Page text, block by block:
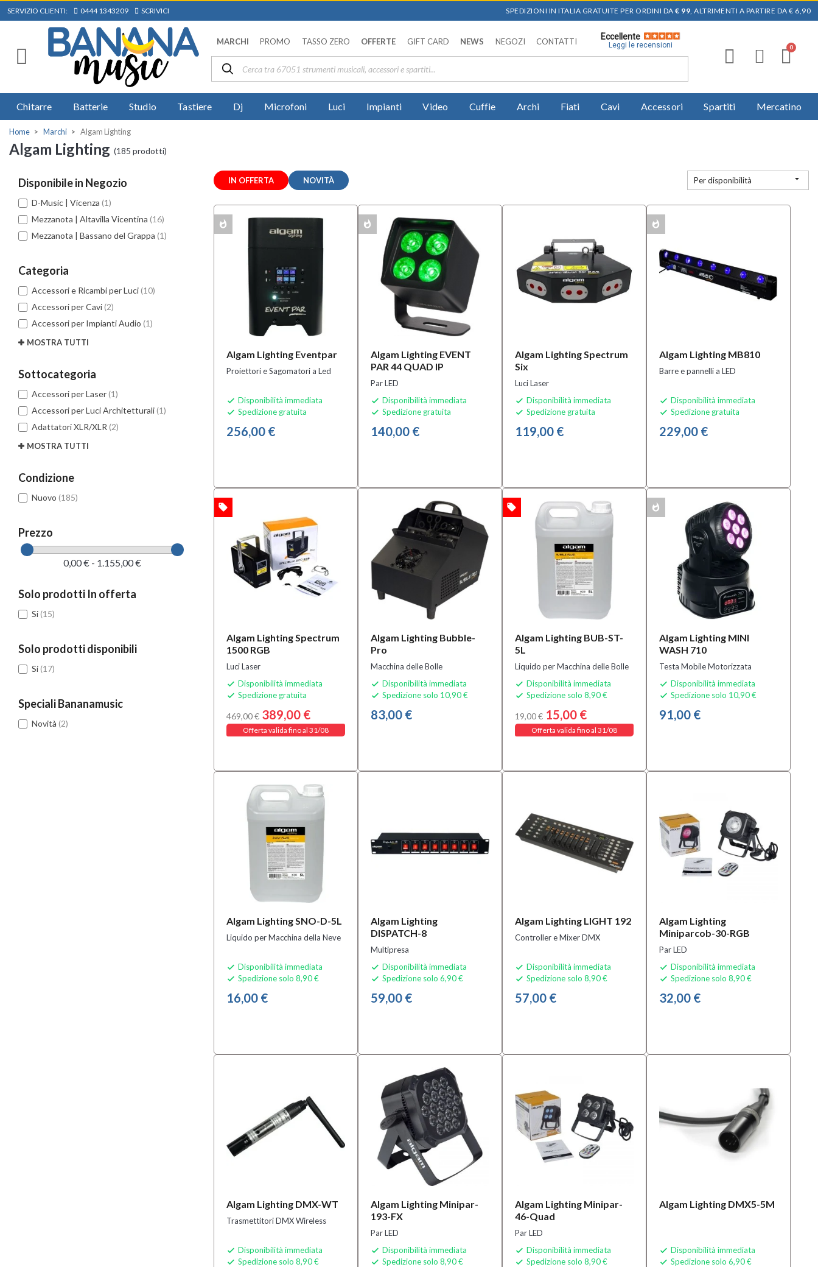
SERVIZIO CLIENTI: 0444 1343209 SCRIVICI SPEDIZIONI IN ITALIA GRATUITE PER ORDINI DA € 99, ALTRIMENTI A PARTIRE DA € 6,90
MARCHI PROMO TASSO ZERO OFFERTE GIFT CARD NEWS NEGOZI CONTATTI
Eccellente
Leggi le recensioni
Chitarre Batterie Studio Tastiere Dj Microfoni Luci Impianti Video Cuffie Archi Fiati Cavi Accessori Spartiti Mercatino
Home Marchi Algam Lighting
Algam Lighting (185 prodotti)
Disponibile in Negozio
D-Music | Vicenza (1)
Mezzanota | Altavilla Vicentina (16)
Mezzanota | Bassano del Grappa (1)
Categoria
Accessori e Ricambi per Luci(10)
Accessori per Cavi(2)
Accessori per Impianti Audio (1)
MOSTRA TUTTI
Sottocategoria
Accessori per Laser(1)
Accessori per Luci Architetturali(1)
Adattatori XLR/XLR (2)
MOSTRA TUTTI
Condizione
Nuovo (185)
Prezzo
0,00 € - 1.155,00 €
Solo prodotti In offerta
Si(15)
Solo prodotti disponibili
Si(17)
Speciali Bananamusic
Novità (2)
IN OFFERTA NOVITÀ Per disponibilità 
Algam Lighting Eventpar
Proiettori e Sagomatori a Led
 Disponibilità immediata
 Spedizione gratuita
256,00 €
whatshot
Algam Lighting EVENT
PAR 44 QUAD IP
Par LED
 Disponibilità immediata
 Spedizione gratuita
140,00 €
whatshot
Algam Lighting Spectrum
Six
Luci Laser
 Disponibilità immediata
 Spedizione gratuita
119,00 €
Algam Lighting MB810
Barre e pannelli a LED
 Disponibilità immediata
 Spedizione gratuita
229,00 €
whatshot
Algam Lighting Spectrum
1500 RGB
Luci Laser
 Disponibilità immediata
 Spedizione gratuita
469,00 € 389,00 €
Offerta valida fino al 31/08
local_offer
Algam Lighting Bubble-
Pro
Macchina delle Bolle
 Disponibilità immediata
 Spedizione solo 10,90 €
83,00 €
Algam Lighting BUB-ST-
5L
Liquido per Macchina delle Bolle
 Disponibilità immediata
 Spedizione solo 8,90 €
19,00 € 15,00 €
Offerta valida fino al 31/08
local_offer
Algam Lighting MINI
WASH 710
Testa Mobile Motorizzata
 Disponibilità immediata
 Spedizione solo 10,90 €
91,00 €
MULTIPACK whatshot
Algam Lighting SNO-D-5L
Liquido per Macchina della Neve
 Disponibilità immediata
 Spedizione solo 8,90 €
16,00 €
Algam Lighting
DISPATCH-8
Multipresa
 Disponibilità immediata
 Spedizione solo 6,90 €
59,00 €
Algam Lighting LIGHT 192
Controller e Mixer DMX
 Disponibilità immediata
 Spedizione solo 8,90 €
57,00 €
Algam Lighting
Miniparcob-30-RGB
Par LED
 Disponibilità immediata
 Spedizione solo 8,90 €
32,00 €
Algam Lighting DMX-WT
Trasmettitori DMX Wireless
 Disponibilità immediata
 Spedizione solo 8,90 €
Algam Lighting Minipar-
193-FX
Par LED
 Disponibilità immediata
 Spedizione solo 8,90 €
Algam Lighting Minipar-
46-Quad
Par LED
 Disponibilità immediata
 Spedizione solo 8,90 €
Algam Lighting DMX5-5M
 Disponibilità immediata
 Spedizione solo 6,90 €